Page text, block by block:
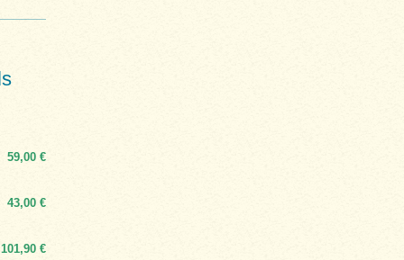
59,00 €
43,00 €
101,90 €